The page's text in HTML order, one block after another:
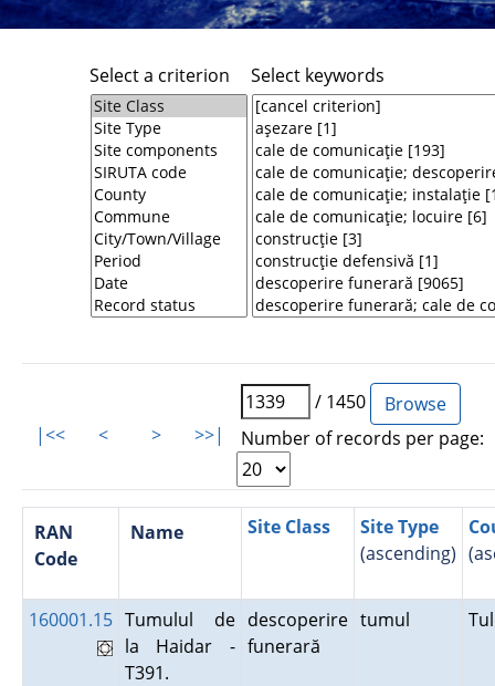
Select a criterion Select keywords
|<< < > >>|
/ 1450
Number of records per page:
RAN
Code
Name Site Class
Site Type
(ascending)
160001.15 Tumulul de
la Haidar -
T391.
descoperire
funerară
tumul